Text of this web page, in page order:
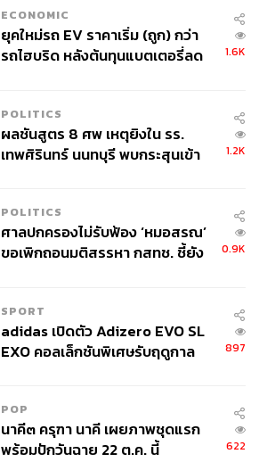
ABOUT THE AUTHOR
สมศักดิ์ จันทวิชชประภา
โปรดิวเซอร์ คอลัมนิสต์ และบรรณาธิการ ผู้
ABOUT THE PHOTOGRAPHER
ดิษยุตม์ ธนบุญชัย
ECONOMIC
ยุคใหม่รถ EV ราคาเริ่ม (ถูก) กว่า
รถไฮบริด หลังต้นทุนแบตเตอรี่ลด
1.6K
POLITICS
ผลชันสูตร 8 ศพ เหตุยิงใน รร.
เทพศิรินทร์ นนทบุรี พบกระสุนเข้า
1.2K
POLITICS
ศาลปกครองไม่รับฟ้อง ‘หมอสรณ’
ขอเพิกถอนมติสรรหา กสทช. ชี้ยัง
0.9K
SPORT
adidas เปิดตัว Adizero EVO SL
EXO คอลเล็กชันพิเศษรับฤดูกาล
897
POP
นาคี๓ ครุฑา นาคี เผยภาพชุดแรก
พร้อมปักวันฉาย 22 ต.ค. นี้
622